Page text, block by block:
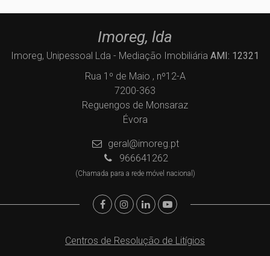
Imoreg, lda
Imoreg, Unipessoal Lda - Mediação Imobiliária AMI: 12321
Rua 1º de Maio , nº12-A
7200-363
Reguengos de Monsaraz
Évora
geral@imoreg.pt
966641262
(Chamada para a rede móvel nacional)
Centros de Resolução de Litígios